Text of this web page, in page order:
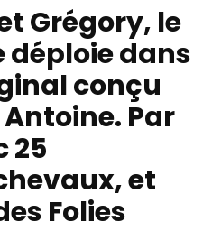
Grégory, le
déploie dans
conçu
. Par
25
, et
Folies